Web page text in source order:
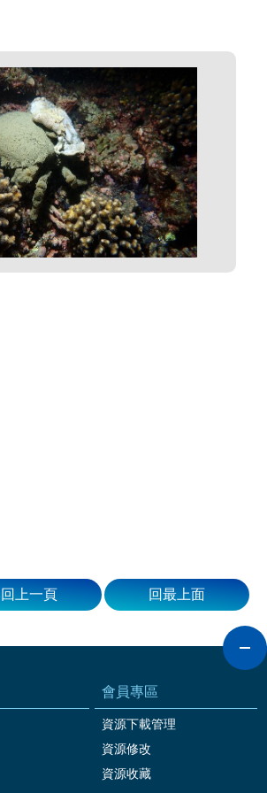
回上一頁 回最上面
會員專區
資源下載管理
資源修改
資源收藏